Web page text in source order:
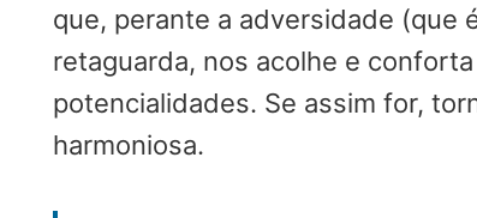
que, perante a adversidade (que
retaguarda, nos acolhe e
potencialidades. Se assim for,
harmoniosa.